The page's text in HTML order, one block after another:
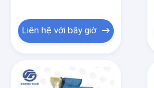
Liên hệ với bây giờ